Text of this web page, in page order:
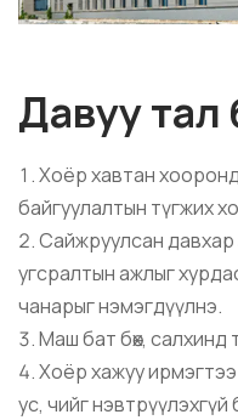
Давуу тал
Хоёр хавтан
байгуулалтын түгжих
Сайжруулсан давхар
угсралтын ажлыг
чанарыг нэмэгдүүлнэ.
Маш бат бөх,
Хоёр хажуу
ус, чийг нэвтрүүлэхгүй